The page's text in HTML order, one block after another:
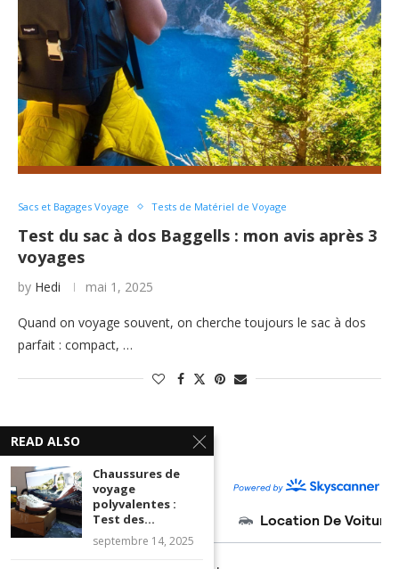
Sacs et Bagages Voyage Tests de Matériel de Voyage
Test du sac à dos Baggells : mon avis après 3
voyages
by Hedi mai 1, 2025
Quand on voyage souvent, on cherche toujours le sac à dos
parfait : compact, …
READ ALSO
Chaussures de
voyage
polyvalentes :
Test des...
septembre 14, 2025